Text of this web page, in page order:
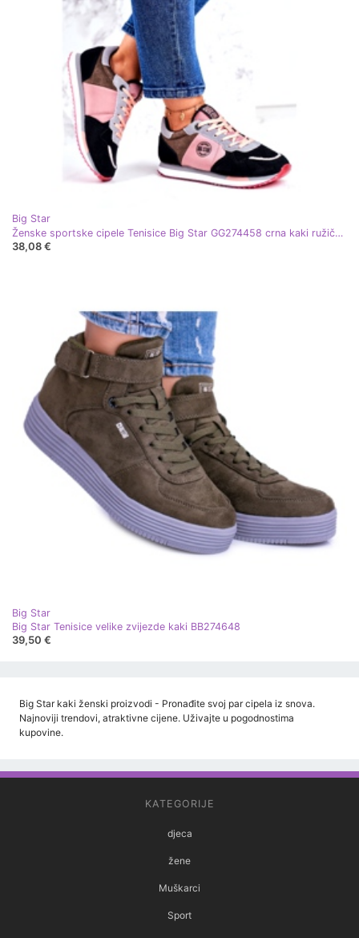
Big Star
Ženske sportske cipele Tenisice Big Star GG274458 crna kaki ružičasta siva
38,08 €
Big Star
Big Star Tenisice velike zvijezde kaki BB274648
39,50 €
Big Star kaki ženski proizvodi - Pronađite svoj par cipela iz snova.
Najnoviji trendovi, atraktivne cijene. Uživajte u pogodnostima
kupovine.
KATEGORIJE
djeca
žene
Muškarci
Sport